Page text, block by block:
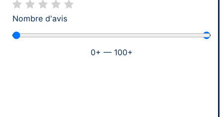
Nombre d'avis
0+ — 100+